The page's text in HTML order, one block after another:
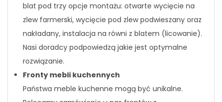
blat pod trzy opcje montażu: otwarte wycięcie na
zlew farmerski, wycięcie pod zlew podwieszany oraz
nakładany, instalacja na równi z blatem (licowanie).
Nasi doradcy podpowiedzą jakie jest optymalne
rozwiązanie.
Fronty mebli kuchennych
Państwa meble kuchenne mogą być unikalne.